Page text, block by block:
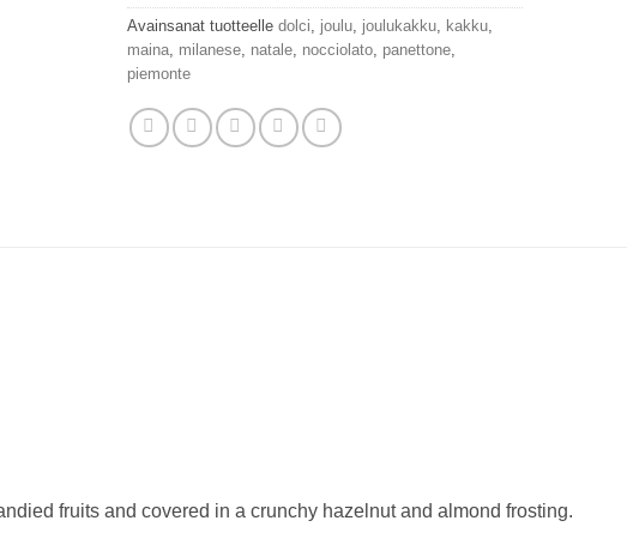
Avainsanat tuotteelle dolci, joulu, joulukakku, kakku,
maina, milanese, natale, nocciolato, panettone,
piemonte
fruits and covered in a crunchy hazelnut and almond frosting.